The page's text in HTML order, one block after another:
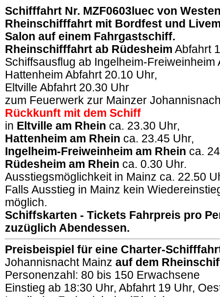
Schifffahrt Nr. MZF0603luec von
Rheinschifffahrt mit Bordfest und
Salon auf einem Fahrgastschiff.
Rheinschifffahrt ab Rüdesheim Abfahrt
Schiffsausflug ab Ingelheim-Freiweinheim
Hattenheim Abfahrt 20.10 Uhr,
Eltville Abfahrt 20.30 Uhr
zum Feuerwerk zur Mainzer
Rückkunft mit dem Schiff
in Eltville am Rhein ca. 23.30 Uhr,
Hattenheim am Rhein ca. 23.45 Uhr,
Ingelheim-Freiweinheim am Rhein ca.
Rüdesheim am Rhein ca. 0.30 Uhr.
Ausstiegsmöglichkeit in Mainz ca. 22.50
Falls Ausstieg in Mainz kein
möglich.
Schiffskarten - Tickets Fahrpreis pro
zuzüglich Abendessen.
Preisbeispiel für eine Charter-
Johannisnacht Mainz auf dem
Personenzahl: 80 bis 150 Erwachsene
Einstieg ab 18:30 Uhr, Abfahrt 19 Uhr,